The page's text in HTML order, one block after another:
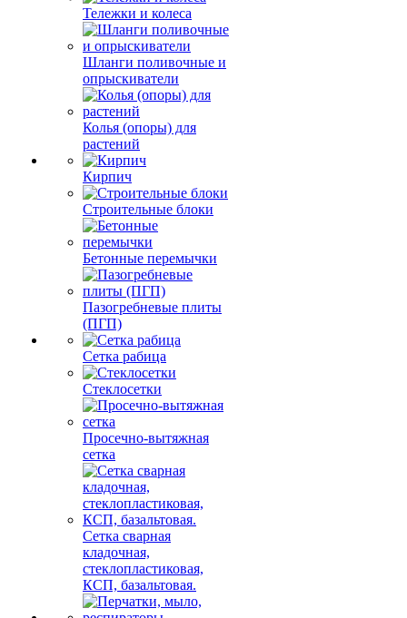
Тележки и колеса
Шланги поливочные и
опрыскиватели
Колья (опоры) для
растений
Кирпич
Строительные блоки
Бетонные перемычки
Пазогребневые плиты
(ПГП)
Сетка рабица
Стеклосетки
Просечно-вытяжная
сетка
Сетка сварная
кладочная,
стеклопластиковая,
КСП, базальтовая.